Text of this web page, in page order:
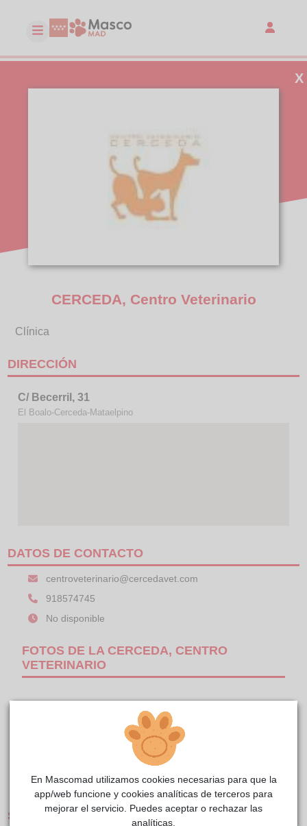
X
CERCEDA, Centro Veterinario
Clínica
DIRECCIÓN
C/ Becerril, 31
El Boalo-Cerceda-Mataelpino
DATOS DE CONTACTO
centroveterinario@cercedavet.com
918574745
No disponible
FOTOS DE LA CERCEDA, CENTRO
VETERINARIO
1/1
SERVICIOS
En Mascomad utilizamos cookies necesarias para que la
app/web funcione y cookies analíticas de terceros para
mejorar el servicio. Puedes aceptar o rechazar las
analíticas.